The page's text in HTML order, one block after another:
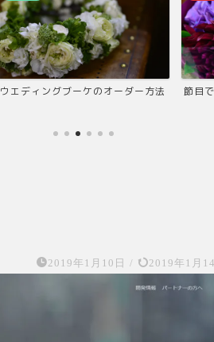
ウエディングブーケのオーダー方法 節目
2019年1月10日 / 2019年1月14